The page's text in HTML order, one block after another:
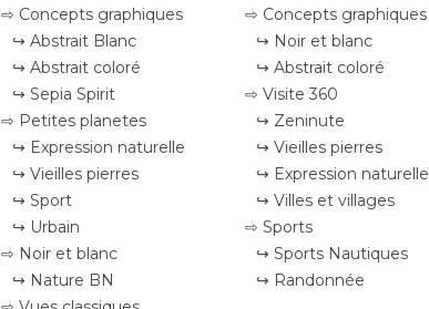
⇨ Concepts graphiques
↪ Abstrait Blanc
↪ Abstrait coloré
↪ Sepia Spirit
⇨ Petites planetes
↪ Expression naturelle
↪ Vieilles pierres
↪ Sport
↪ Urbain
⇨ Noir et blanc
↪ Nature BN
⇨ Concepts graphiques
↪ Noir et blanc
↪ Abstrait coloré
⇨ Visite 360
↪ Zeninute
↪ Vieilles pierres
↪ Expression naturelle
↪ Villes et villages
⇨ Sports
↪ Sports Nautiques
↪ Randonnée